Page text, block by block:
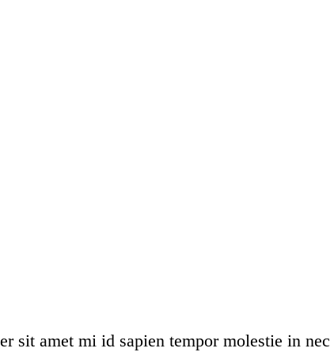
amet mi id sapien tempor molestie in nec